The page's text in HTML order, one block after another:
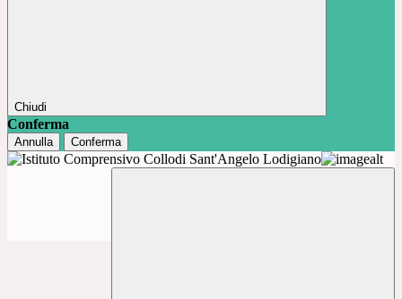
Chiudi
Conferma
Annulla Conferma